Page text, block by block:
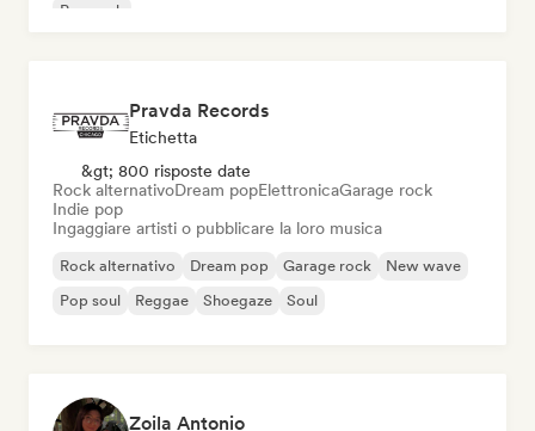
Pop rock
Pravda Records
Etichetta
&gt; 800 risposte date
Rock alternativoDream popElettronicaGarage rock
Indie pop
Ingaggiare artisti o pubblicare la loro musica
Rock alternativo Dream pop Garage rock
New wave
Pop soul
Reggae Shoegaze Soul
Zoila Antonio